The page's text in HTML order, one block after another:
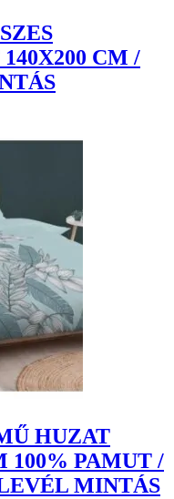
CM /
HUZAT
100% PAMUT /
MINTÁS